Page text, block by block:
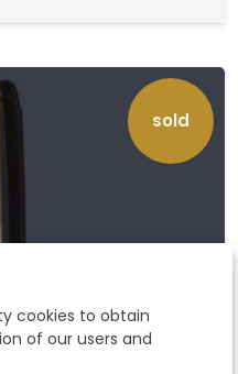
sold
cookies to obtain
of our users and